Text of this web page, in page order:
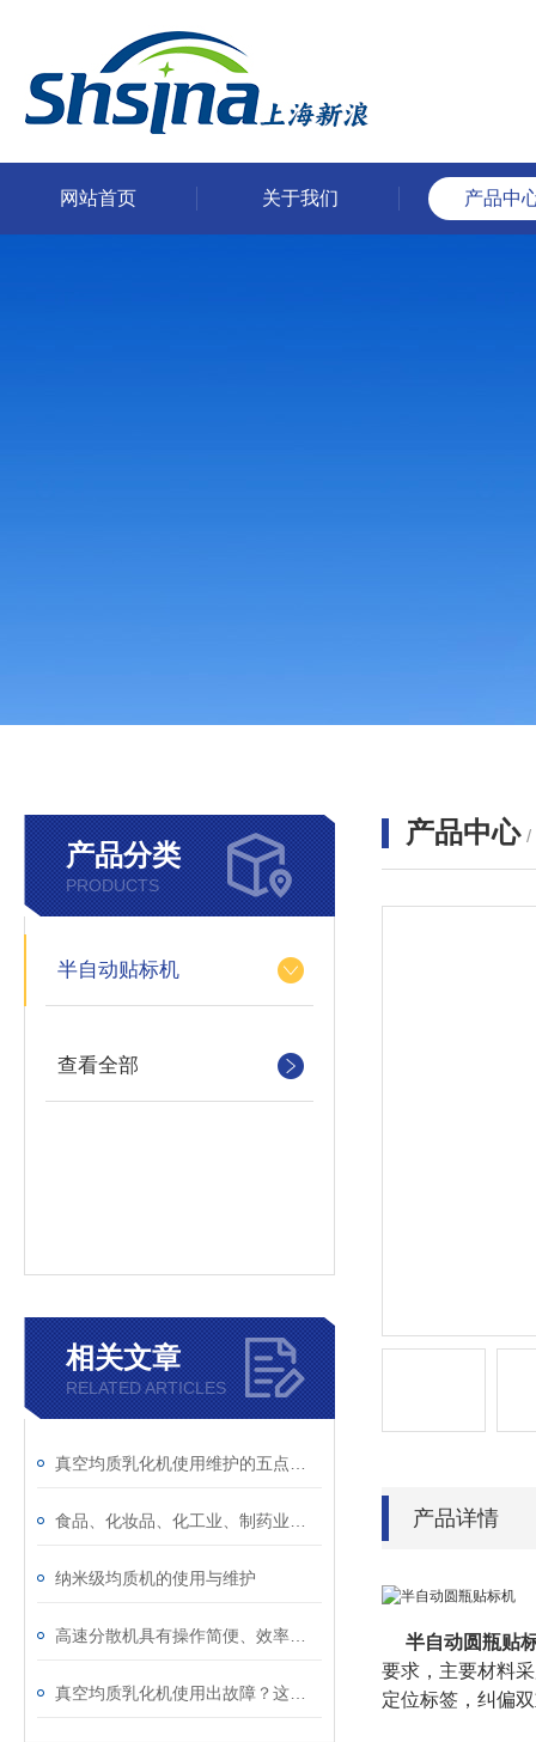
网站首页 关于我们 产品中
产品分类
PRODUCTS
半自动贴标机
查看全部
相关文章
RELATED ARTICLES
纳米级均质机的使用与维护
产品中心 /
产品详情
半自动圆瓶贴
要求，主要材料
定位标签，纠偏